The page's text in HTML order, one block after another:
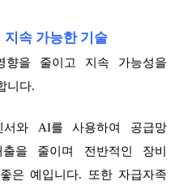
지속 가능한 기술
을 줄이고 지속 가능성을
니다.
와 AI를 사용하여 공급망
을 줄이며 전반적인 장비
은 예입니다. 또한 자급자족